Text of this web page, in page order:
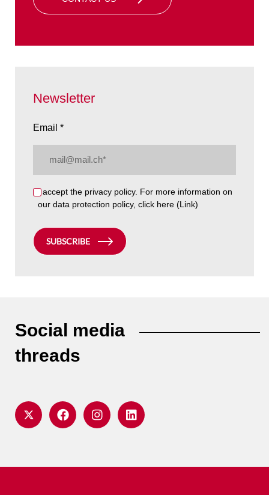
Newsletter
Email *
Privacy
(Required)
I accept the privacy policy. For more information on
our data protection policy, click here (Link)
SUBSCRIBE
Social media
threads